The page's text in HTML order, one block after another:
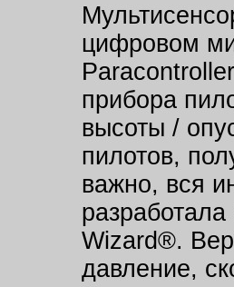
цифровом
прибора
высоты /
пилотов,
важно, вся
Wizard®.
давление,